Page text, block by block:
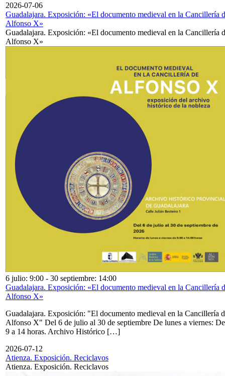
2026-07-06
Guadalajara. Exposición: «El documento medieval en la Cancillería
Alfonso X»
Guadalajara. Exposición: «El documento medieval en la Cancillería
Alfonso X»
6 julio: 9:00 - 30 septiembre: 14:00
Guadalajara. Exposición: «El documento medieval en la Cancillería
Alfonso X»
Guadalajara. Exposición: "El documento medieval en la Cancillería
Alfonso X" Del 6 de julio al 30 de septiembre De lunes a viernes: De
9 a 14 horas. Archivo Histórico […]
2026-07-12
Atienza. Exposición. Reciclavos
Atienza. Exposición. Reciclavos